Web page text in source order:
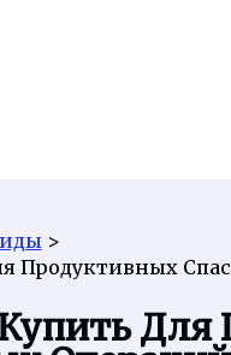
Продуктивных